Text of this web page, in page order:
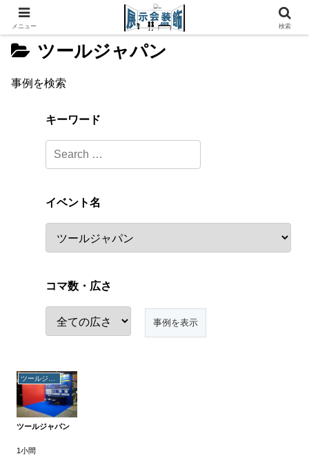
ツールジャパン
事例を検索
キーワード
イベント名
コマ数・広さ
ツールジャパン
1小間
メニュー 検索